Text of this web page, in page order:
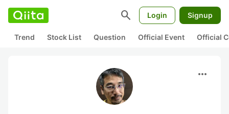
search Login Signup
Trend Stock List Question Official Event Official
more_horiz